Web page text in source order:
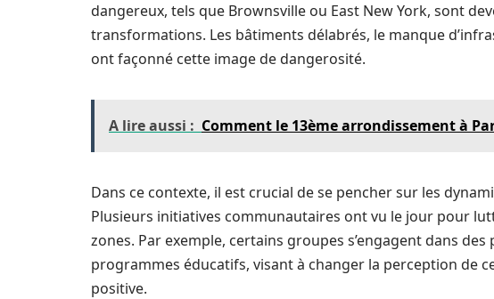
dangereux, tels que Brownsville ou East New York, sont
transformations. Les bâtiments délabrés, le manque
ont façonné cette image de dangerosité.
A lire aussi : Comment le 13ème arrondissement à
Dans ce contexte, il est crucial de se pencher sur les
Plusieurs initiatives communautaires ont vu le jour pour
zones. Par exemple, certains groupes s’engagent dans
programmes éducatifs, visant à changer la perception de
positive.